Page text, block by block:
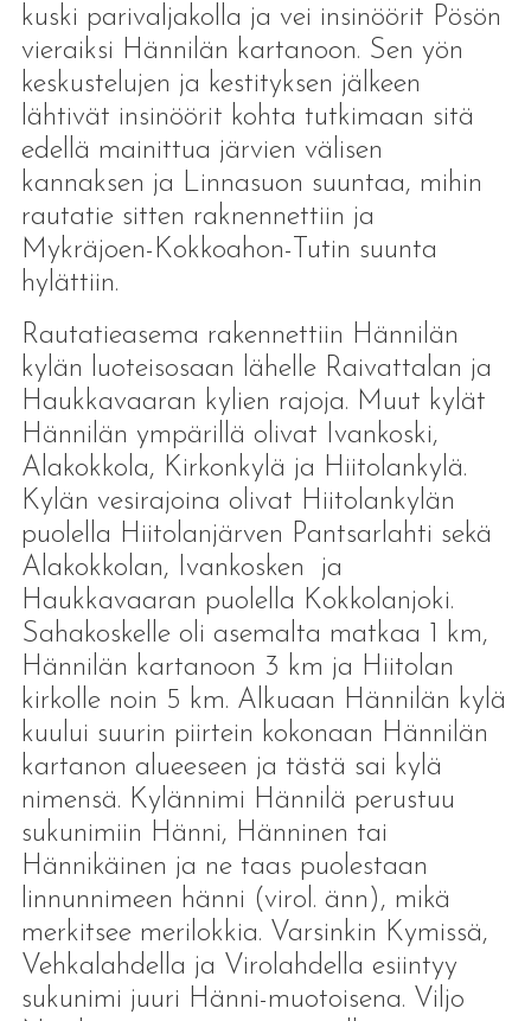
kuski parivaljakolla ja vei insinöörit Pösön
vieraiksi Hännilän kartanoon. Sen yön
keskustelujen ja kestityksen jälkeen
lähtivät insinöörit kohta tutkimaan sitä
edellä mainittua järvien välisen
kannaksen ja Linnasuon suuntaa, mihin
rautatie sitten raknennettiin ja
Mykräjoen-Kokkoahon-Tutin suunta
hylättiin.
Rautatieasema rakennettiin Hännilän
kylän luoteisosaan lähelle Raivattalan ja
Haukkavaaran kylien rajoja. Muut kylät
Hännilän ympärillä olivat Ivankoski,
Alakokkola, Kirkonkylä ja Hiitolankylä.
Kylän vesirajoina olivat Hiitolankylän
puolella Hiitolanjärven Pantsarlahti sekä
Alakokkolan, Ivankosken ja
Haukkavaaran puolella Kokkolanjoki.
Sahakoskelle oli asemalta matkaa 1 km,
Hännilän kartanoon 3 km ja Hiitolan
kirkolle noin 5 km. Alkuaan Hännilän kylä
kuului suurin piirtein kokonaan Hännilän
kartanon alueeseen ja tästä sai kylä
nimensä. Kylännimi Hännilä perustuu
sukunimiin Hänni, Hänninen tai
Hännikäinen ja ne taas puolestaan
linnunnimeen hänni (virol. änn), mikä
merkitsee merilokkia. Varsinkin Kymissä,
Vehkalahdella ja Virolahdella esiintyy
sukunimi juuri Hänni-muotoisena. Viljo